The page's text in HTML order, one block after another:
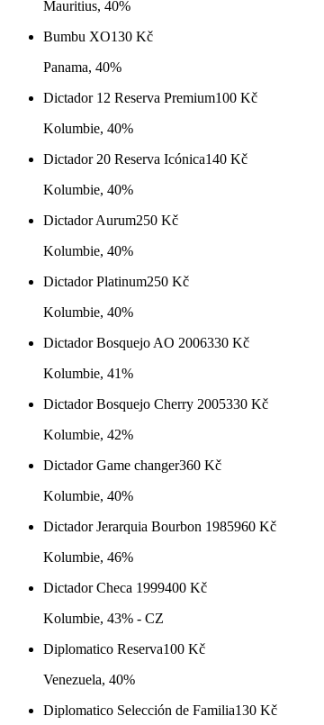
Mauritius, 40%
Bumbu XO130 Kč
Panama, 40%
Dictador 12 Reserva Premium100 Kč
Kolumbie, 40%
Dictador 20 Reserva Icónica140 Kč
Kolumbie, 40%
Dictador Aurum250 Kč
Kolumbie, 40%
Dictador Platinum250 Kč
Kolumbie, 40%
Dictador Bosquejo AO 2006330 Kč
Kolumbie, 41%
Dictador Bosquejo Cherry 2005330 Kč
Kolumbie, 42%
Dictador Game changer360 Kč
Kolumbie, 40%
Dictador Jerarquia Bourbon 1985960 Kč
Kolumbie, 46%
Dictador Checa 1999400 Kč
Kolumbie, 43% - CZ
Diplomatico Reserva100 Kč
Venezuela, 40%
Diplomatico Selección de Familia130 Kč